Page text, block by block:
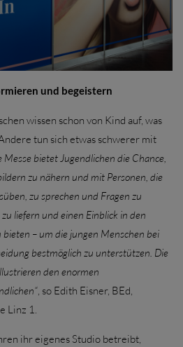
und begeistern
wissen schon von Kind auf, was
tun sich etwas schwerer mit
Messe bietet Jugendlichen die Chance,
zu nähern und mit Personen, die
zu sprechen und Fragen zu
liefern und einen Einblick in den
– um die jungen Menschen bei
bestmöglich zu unterstützen. Die
den enormen
, so Edith Eisner, BEd,
Linz 1.
ihr eigenes Studio betreibt,